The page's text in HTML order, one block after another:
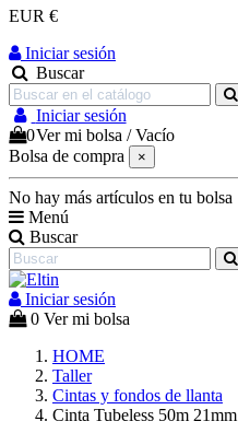
EUR €
Iniciar sesión
Buscar
Iniciar sesión
0Ver mi bolsa /Vacío
Bolsa de compra
×
No hay más artículos en tu bolsa
Menú
Buscar
Iniciar sesión
0 Ver mi bolsa
HOME
Taller
Cintas y fondos de llanta
Cinta Tubeless 50m 21mm